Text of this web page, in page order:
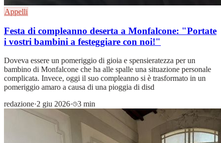
Appelli
Festa di compleanno deserta a Monfalcone: "Portate
i vostri bambini a festeggiare con noi!"
Doveva essere un pomeriggio di gioia e spensieratezza per un
bambino di Monfalcone che ha alle spalle una situazione personale
complicata. Invece, oggi il suo compleanno si è trasformato in un
pomeriggio amaro a causa di una pioggia di disd
redazione·2 giu 2026· 3 min